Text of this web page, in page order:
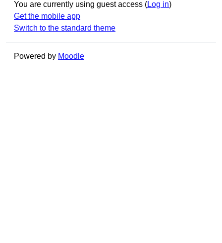
You are currently using guest access (Log in)
Get the mobile app
Switch to the standard theme
Powered by Moodle